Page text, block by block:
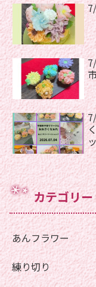
カテゴリー
あんフラワー
練り切り